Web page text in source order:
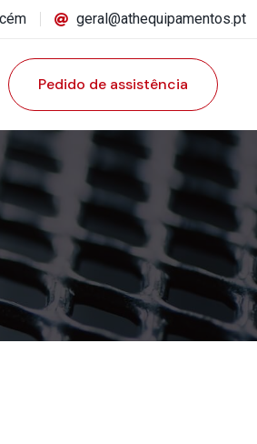
geral@athequipamentos.pt
Pedido de assistência